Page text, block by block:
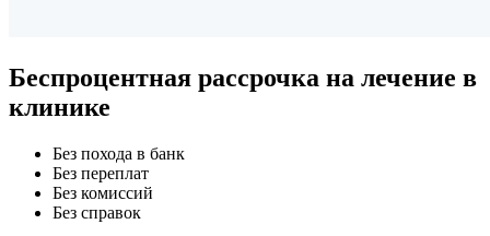
Беспроцентная рассрочка на лечение в
клинике
Без похода в банк
Без переплат
Без комиссий
Без справок